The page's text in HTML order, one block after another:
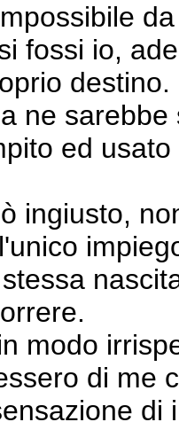
fossi io,
destino.
ne
ed
ingiusto,
modo
di me
di